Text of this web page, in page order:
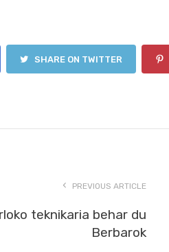
SHARE ON TWITTER
PREVIOUS ARTICLE
teknikaria behar du
Berbarok